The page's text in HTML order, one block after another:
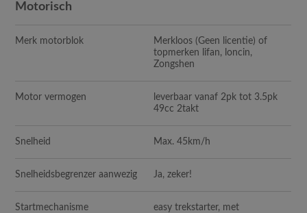
Motorisch
Merk motorblok
Merkloos (Geen licentie) of
topmerken lifan, loncin,
Zongshen
Motor vermogen
leverbaar vanaf 2pk tot 3.5pk
49cc 2takt
Snelheid Max. 45km/h
Snelheidsbegrenzer aanwezig Ja, zeker!
Startmechanisme easy trekstarter, met